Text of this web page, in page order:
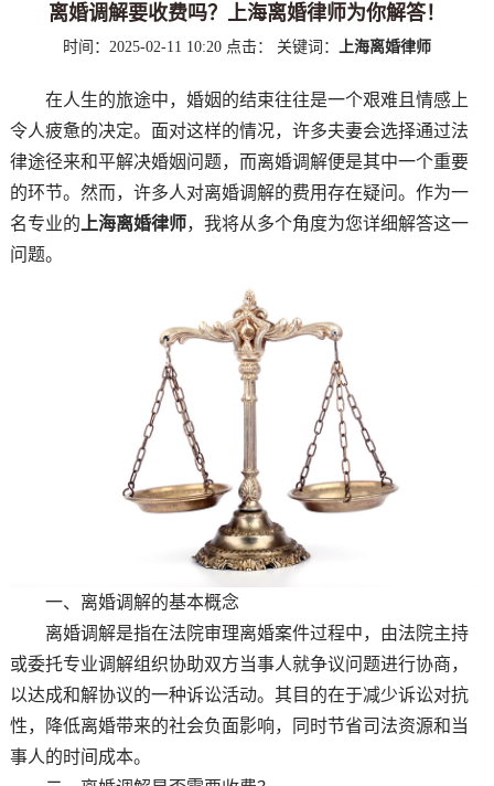
离婚调解要收费吗？上海离婚律师为你解答！
时间：2025-02-11 10:20 点击： 关键词： 上海离婚律师
在人生的旅途中，婚姻的结束往往是一个艰难且情感上
令人疲惫的决定。面对这样的情况，许多夫妻会选择通过法
律途径来和平解决婚姻问题，而离婚调解便是其中一个重要
的环节。然而，许多人对离婚调解的费用存在疑问。作为一
名专业的 上海离婚律师，我将从多个角度为您详细解答这一
问题。
一、离婚调解的基本概念
离婚调解是指在法院审理离婚案件过程中，由法院主持
或委托专业调解组织协助双方当事人就争议问题进行协商，
以达成和解协议的一种诉讼活动。其目的在于减少诉讼对抗
性，降低离婚带来的社会负面影响，同时节省司法资源和当
事人的时间成本。